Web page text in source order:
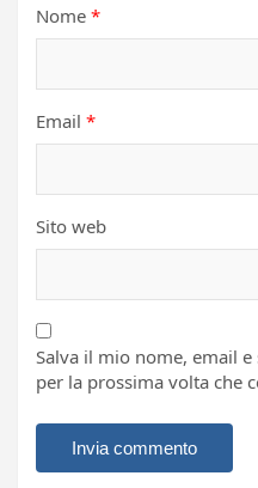
Nome *
Email *
Sito web
Salva il mio nome, email
per la prossima volta che